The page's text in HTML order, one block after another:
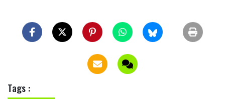
Tags :